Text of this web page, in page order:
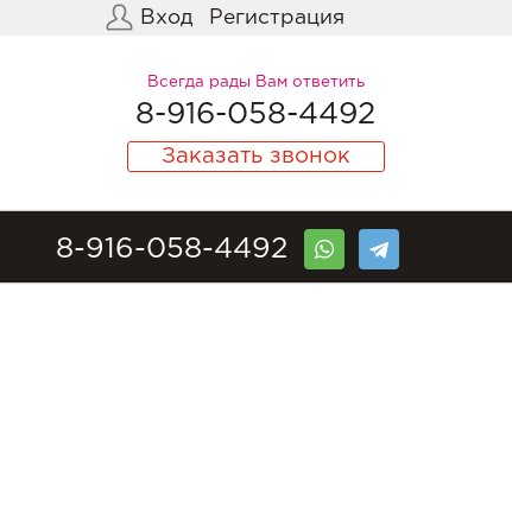
Вход Регистрация
Всегда рады Вам ответить
8-916-058-4492
Заказать звонок
8-916-058-4492